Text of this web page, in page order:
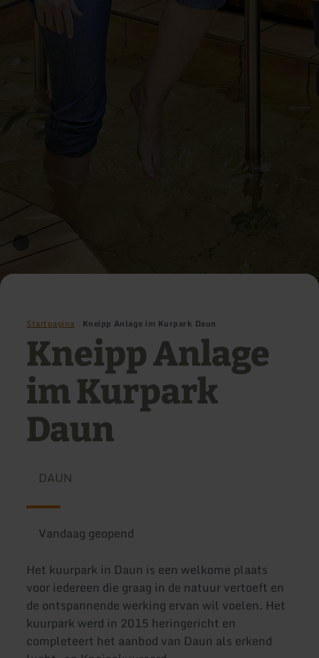
Startpagina Kneipp Anlage im Kurpark Daun
Kneipp Anlage
im Kurpark
Daun
DAUN
Vandaag geopend
Het kuurpark in Daun is een welkome plaats
voor iedereen die graag in de natuur vertoeft en
de ontspannende werking ervan wil voelen. Het
kuurpark werd in 2015 heringericht en
completeert het aanbod van Daun als erkend